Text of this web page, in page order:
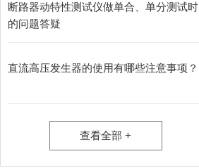
断路器动特性测试仪做单合、单分测试时
的问题答疑
直流高压发生器的使用有哪些注意事项？
查看全部 +